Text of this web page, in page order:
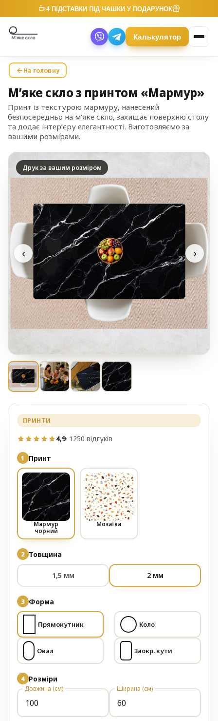
4 ПІДСТАВКИ ПІД ЧАШКИ У ПОДАРУНОК
Калькулятор
На головну
М’яке скло з принтом «Мармур»
Принт із текстурою мармуру, нанесений
безпосередньо на м’яке скло, захищає поверхню столу
та додає інтер’єру елегантності. Виготовляємо за
вашими розмірами.
Друк за вашим розміром
‹ ›
ПРИНТИ
4,9· 1250 відгуків
Принт
Мармур
чорний
Мозаїка
Товщина
1,5 мм 2 мм
Форма
Прямокутник Коло
Овал Заокр. кути
Розміри
Довжина (см) Ширина (см)